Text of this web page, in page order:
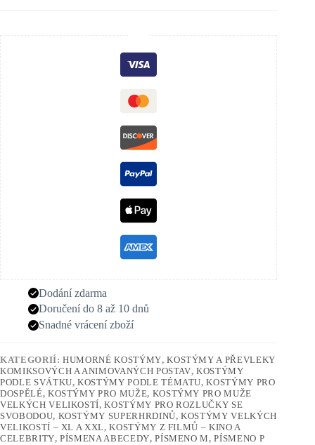
Dodání zdarma
Doručení do 8 až 10 dnů
Snadné vrácení zboží
KATEGORIÍ:HUMORNÉ KOSTÝMY,KOSTÝMY A PŘEVLEKY
KOMIKSOVÝCH A ANIMOVANÝCH POSTAV,KOSTÝMY
PODLE SVÁTKU,KOSTÝMY PODLE TÉMATU,KOSTÝMY PRO
DOSPĚLÉ, KOSTÝMY PRO MUŽE, KOSTÝMY PRO MUŽE
VELKÝCH VELIKOSTÍ,KOSTÝMY PRO ROZLUČKY SE
SVOBODOU, KOSTÝMY SUPERHRDINŮ,KOSTÝMY VELKÝCH
VELIKOSTÍ – XL A XXL,KOSTÝMY Z FILMŮ – KINO A
CELEBRITY,PÍSMENA ABECEDY,PÍSMENO M,PÍSMENO P